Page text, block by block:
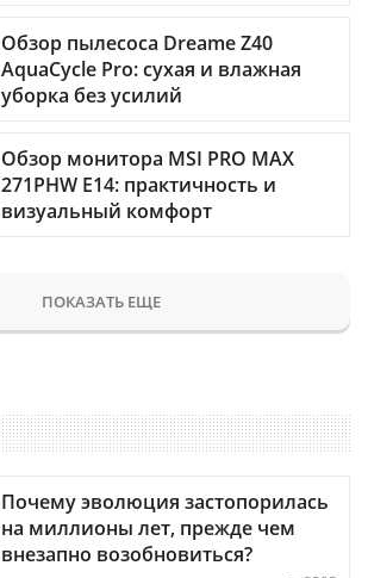
Обзор пылесоса Dreame Z40
AquaCycle Pro: сухая и влажная
уборка без усилий
Обзор монитора MSI PRO MAX
271PHW E14: практичность и
визуальный комфорт
ПОКАЗАТЬ ЕЩЕ
Почему эволюция застопорилась
на миллионы лет, прежде чем
внезапно возобновиться?